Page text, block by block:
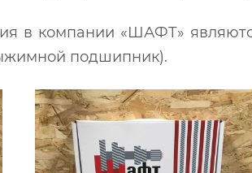
в компании «ШАФТ»
подшипник).